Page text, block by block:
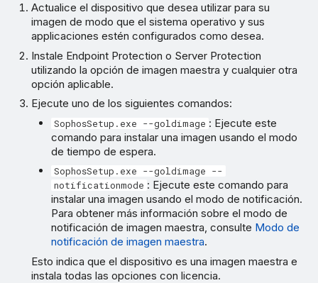
Actualice el dispositivo que desea utilizar para su
imagen de modo que el sistema operativo y sus
applicaciones estén configurados como desea.
Instale Endpoint Protection o Server Protection
utilizando la opción de imagen maestra y cualquier otra
opción aplicable.
Ejecute uno de los siguientes comandos:
SophosSetup.exe --goldimage : Ejecute este
comando para instalar una imagen usando el modo
de tiempo de espera.
SophosSetup.exe --goldimage --
notificationmode : Ejecute este comando para
instalar una imagen usando el modo de notificación.
Para obtener más información sobre el modo de
notificación de imagen maestra, consulte Modo de
notificación de imagen maestra.
Esto indica que el dispositivo es una imagen maestra e
instala todas las opciones con licencia.